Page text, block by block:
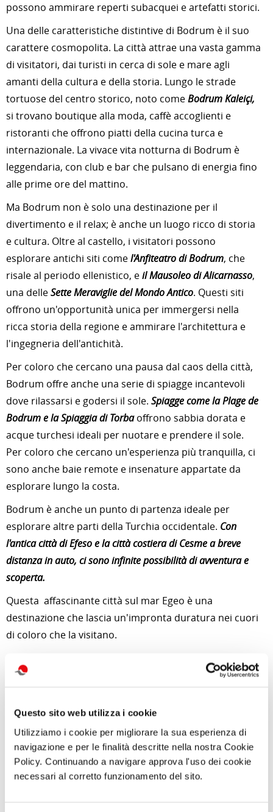
Questo sito web utilizza i cookie
Utilizziamo i cookie per migliorare la sua esperienza di
navigazione e per le finalità descritte nella nostra Cookie
Policy. Continuando a navigare approva l'uso dei cookie
necessari al corretto funzionamento del sito.
possono ammirare reperti subacquei e artefatti storici.
Una delle caratteristiche distintive di Bodrum è il suo
carattere cosmopolita. La città attrae una vasta gamma
di visitatori, dai turisti in cerca di sole e mare agli
amanti della cultura e della storia. Lungo le strade
tortuose del centro storico, noto comeBodrum Kaleiçi,
si trovano boutique alla moda, caffè accoglienti e
ristoranti che offrono piatti della cucina turca e
internazionale. La vivace vita notturna di Bodrum è
leggendaria, con club e bar che pulsano di energia fino
alle prime ore del mattino.
Ma Bodrum non è solo una destinazione per il
divertimento e il relax; è anche un luogo ricco di storia
e cultura. Oltre al castello, i visitatori possono
esplorare antichi siti comel'Anfiteatro di Bodrum, che
risale al periodo ellenistico, eil Mausoleo di Alicarnasso,
una delleSette Meraviglie del Mondo Antico. Questi siti
offrono un'opportunità unica per immergersi nella
ricca storia della regione e ammirare l'architettura e
l'ingegneria dell'antichità.
Per coloro che cercano una pausa dal caos della città,
Bodrum offre anche una serie di spiagge incantevoli
dove rilassarsi e godersi il sole. Spiagge come la Plage de
Bodrum e la Spiaggia di Torbaoffrono sabbia dorata e
acque turchesi ideali per nuotare e prendere il sole.
Per coloro che cercano un'esperienza più tranquilla, ci
sono anche baie remote e insenature appartate da
esplorare lungo la costa.
Bodrum è anche un punto di partenza ideale per
esplorare altre parti della Turchia occidentale. Con
l'antica città di Efeso e la città costiera di Cesme a breve
distanza in auto, ci sono infinite possibilità di avventura e
scoperta.
Questa affascinante città sul mar Egeo è una
destinazione che lascia un'impronta duratura nei cuori
di coloro che la visitano.
Per approfondimenti e news su quest'attività clicca qui
di Redazione Cralt Magazine
23 Maggio 2024
attività correlate: